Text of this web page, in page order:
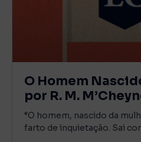
O Homem
por R. M.
“O homem, nascido da
farto de inquietação. Sai